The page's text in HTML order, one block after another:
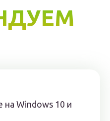
на Windows 10 и